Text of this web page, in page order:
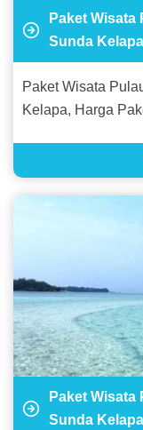
Paket Wisata
Sunda Kelapa
Paket Wisata
Kelapa, Harga
Paket Wisata
Sunda Kelapa